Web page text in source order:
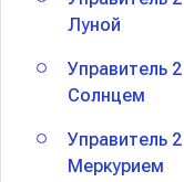
Луной
Управитель
Солнцем
Управитель
Меркурием